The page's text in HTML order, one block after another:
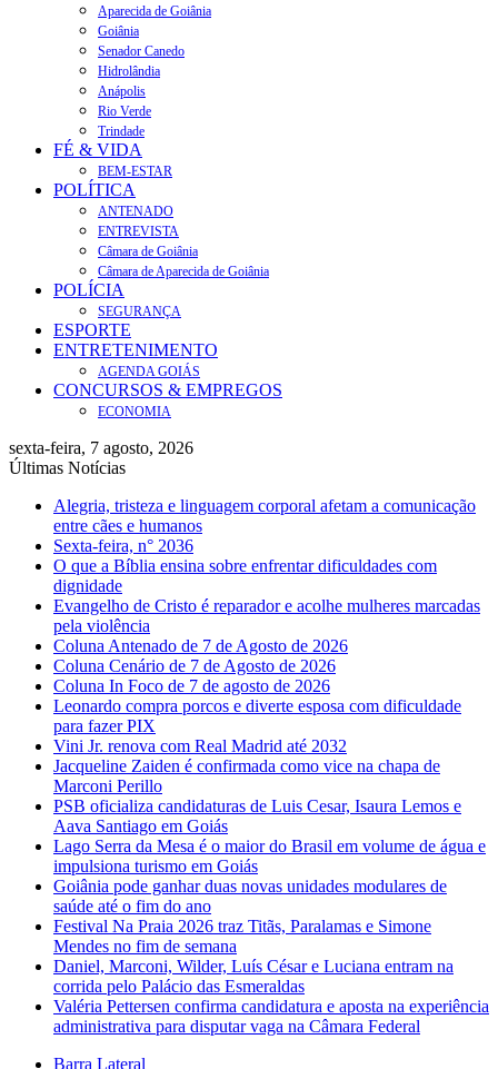
Aparecida de Goiânia
Goiânia
Senador Canedo
Hidrolândia
Anápolis
Rio Verde
Trindade
FÉ & VIDA
BEM-ESTAR
POLÍTICA
ANTENADO
ENTREVISTA
Câmara de Goiânia
Câmara de Aparecida de Goiânia
POLÍCIA
SEGURANÇA
ESPORTE
ENTRETENIMENTO
AGENDA GOIÁS
CONCURSOS & EMPREGOS
ECONOMIA
sexta-feira, 7 agosto, 2026
Últimas Notícias
Alegria, tristeza e linguagem corporal afetam a comunicação
entre cães e humanos
Sexta-feira, n° 2036
O que a Bíblia ensina sobre enfrentar dificuldades com
dignidade
Evangelho de Cristo é reparador e acolhe mulheres marcadas
pela violência
Coluna Antenado de 7 de Agosto de 2026
Coluna Cenário de 7 de Agosto de 2026
Coluna In Foco de 7 de agosto de 2026
Leonardo compra porcos e diverte esposa com dificuldade
para fazer PIX
Vini Jr. renova com Real Madrid até 2032
Jacqueline Zaiden é confirmada como vice na chapa de
Marconi Perillo
PSB oficializa candidaturas de Luis Cesar, Isaura Lemos e
Aava Santiago em Goiás
Lago Serra da Mesa é o maior do Brasil em volume de água e
impulsiona turismo em Goiás
Goiânia pode ganhar duas novas unidades modulares de
saúde até o fim do ano
Festival Na Praia 2026 traz Titãs, Paralamas e Simone
Mendes no fim de semana
Daniel, Marconi, Wilder, Luís César e Luciana entram na
corrida pelo Palácio das Esmeraldas
Valéria Pettersen confirma candidatura e aposta na experiência
administrativa para disputar vaga na Câmara Federal
Barra Lateral